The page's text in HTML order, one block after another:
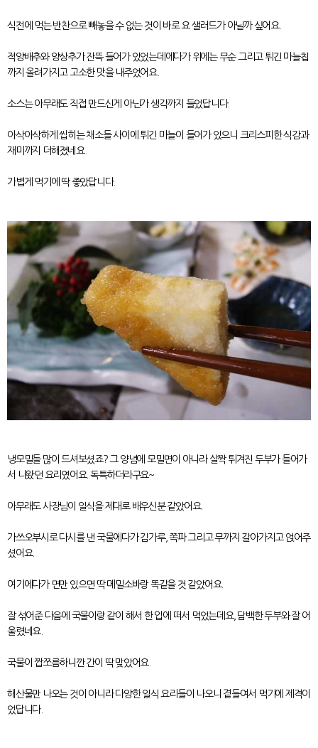
식전에 먹는 반찬으로 빼놓을 수 없는 것이 바로 요 샐러드가 아닐까 싶어요.
적양배추와 양상추가 잔뜩 들어가 있었는데에다가 위에는 무순 그리고 튀긴 마늘칩
까지 올려가지고 고소한 맛을 내주었어요.
소스는 아무래도 직접 만드신게 아닌가 생각까지 들었답니다.
아삭아삭하게 씹히는 채소들 사이에 튀긴 마늘이 들어가 있으니 크리스피한 식감과
재미까지 더해졌네요.
가볍게 먹기에 딱 좋았답니다.
냉모밀들 많이 드셔보셨죠? 그 양념에 모밀면이 아니라 살짝 튀겨진 두부가 들어가
서 나왔던 요리였어요. 독특하더라구요~
아무래도 사장님이 일식을 제대로 배우신분 같았어요.
가쓰오부시로 다시를 낸 국물에다가 김가루, 쪽파 그리고 무까지 갈아가지고 얹어주
셨어요.
여기에다가 면만 있으면 딱 메밀소바랑 똑같을 것 같았어요.
잘 섞어준 다음에 국물이랑 같이 해서 한 입에 떠서 먹었는데요, 담백한 두부와 잘 어
울렸네요.
국물이 짭쪼름하니깐 간이 딱 맞았어요.
해산물만 나오는 것이 아니라 다양한 일식 요리들이 나오니 곁들여서 먹기에 제격이
었답니다.